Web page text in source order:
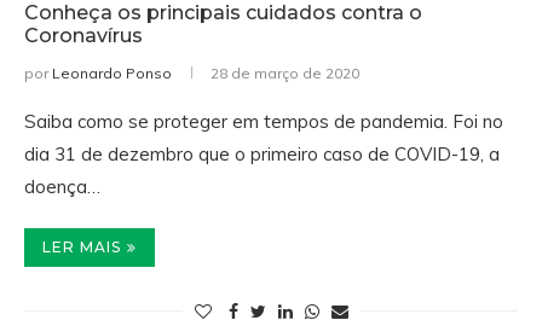
Conheça os principais cuidados contra o
Coronavírus
por Leonardo Ponso 28 de março de 2020
Saiba como se proteger em tempos de pandemia. Foi no
dia 31 de dezembro que o primeiro caso de COVID-19, a
doença…
LER MAIS